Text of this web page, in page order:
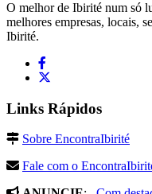
O melhor de Ibirité num só
melhores empresas, locais,
Ibirité.
Links Rápidos
Sobre EncontraIbirité
Fale com o